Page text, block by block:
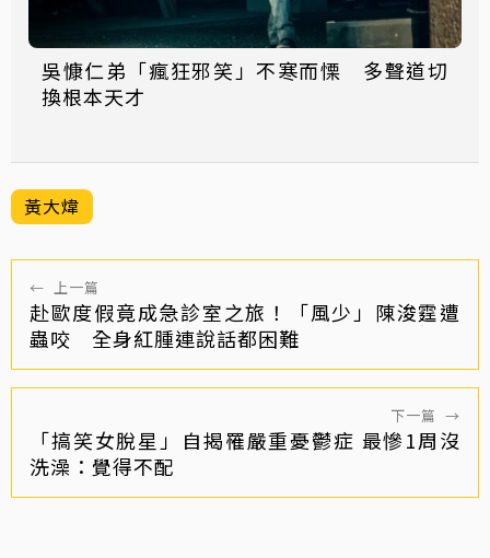
吳慷仁弟「瘋狂邪笑」不寒而慄 多聲道切
換根本天才
黃大煒
← 上一篇
赴歐度假竟成急診室之旅！「風少」陳浚霆遭
蟲咬 全身紅腫連說話都困難
下一篇 →
「搞笑女脫星」自揭罹嚴重憂鬱症 最慘1周沒
洗澡：覺得不配